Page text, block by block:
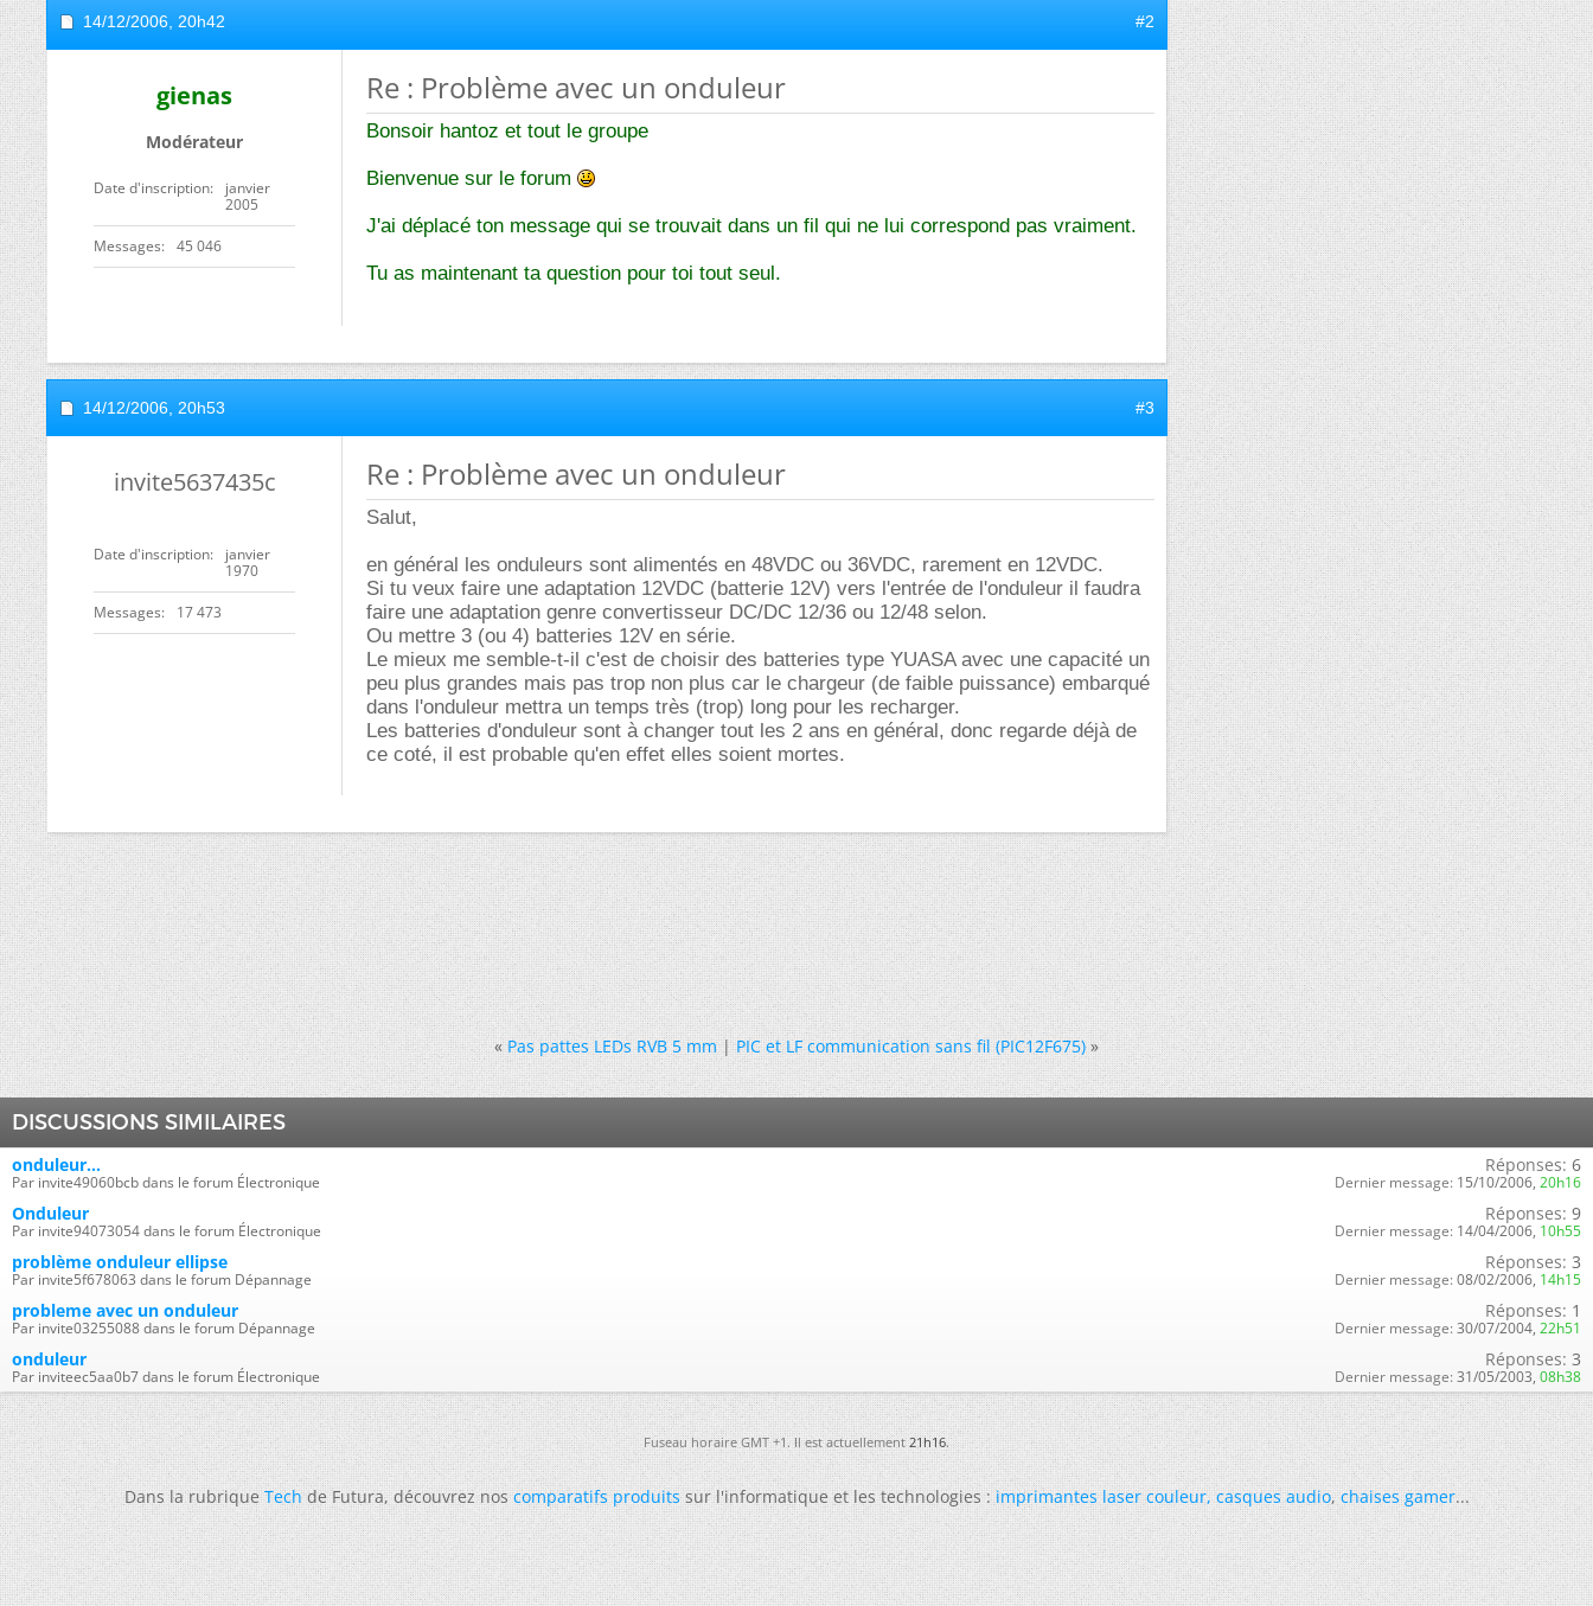
14/12/2006, 20h42 #2
gienas
Modérateur
Date d'inscription
janvier
2005
Messages 45 046
Re : Problème avec un onduleur
Bonsoir hantoz et tout le groupe
Bienvenue sur le forum
J'ai déplacé ton message qui se trouvait dans un fil qui ne lui correspond pas vraiment.
Tu as maintenant ta question pour toi tout seul.
14/12/2006, 20h53 #3
invite5637435c
Date d'inscription
janvier
1970
Messages 17 473
Re : Problème avec un onduleur
Salut,
en général les onduleurs sont alimentés en 48VDC ou 36VDC, rarement en 12VDC.
Si tu veux faire une adaptation 12VDC (batterie 12V) vers l'entrée de l'onduleur il faudra
faire une adaptation genre convertisseur DC/DC 12/36 ou 12/48 selon.
Ou mettre 3 (ou 4) batteries 12V en série.
Le mieux me semble-t-il c'est de choisir des batteries type YUASA avec une capacité un
peu plus grandes mais pas trop non plus car le chargeur (de faible puissance) embarqué
dans l'onduleur mettra un temps très (trop) long pour les recharger.
Les batteries d'onduleur sont à changer tout les 2 ans en général, donc regarde déjà de
ce coté, il est probable qu'en effet elles soient mortes.
« Pas pattes LEDs RVB 5 mm|PIC et LF communication sans fil (PIC12F675) »
DISCUSSIONS SIMILAIRES
onduleur...
Par invite49060bcb dans le forum Électronique
Réponses: 6
Dernier message: 15/10/2006, 20h16
Onduleur
Par invite94073054 dans le forum Électronique
Réponses: 9
Dernier message: 14/04/2006, 10h55
problème onduleur ellipse
Par invite5f678063 dans le forum Dépannage
Réponses: 3
Dernier message: 08/02/2006, 14h15
probleme avec un onduleur
Par invite03255088 dans le forum Dépannage
Réponses: 1
Dernier message: 30/07/2004, 22h51
onduleur
Par inviteec5aa0b7 dans le forum Électronique
Réponses: 3
Dernier message: 31/05/2003, 08h38
Fuseau horaire GMT +1. Il est actuellement21h16.
Dans la rubriqueTechde Futura, découvrez noscomparatifs produitssur l'informatique et les technologies :imprimantes laser couleur,casques audio,chaises gamer...